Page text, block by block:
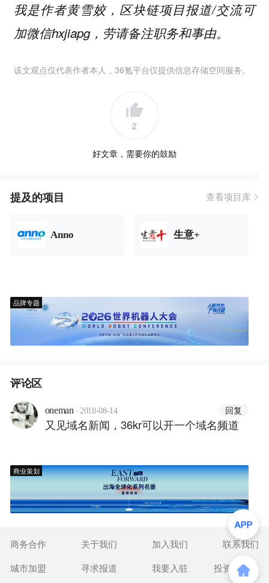
我是作者黄雪姣，区块链项目报道/交流可
加微信hxjiapg，劳请备注职务和事由。
该文观点仅代表作者本人，36氪平台仅提供信息存储空间服务。
2
好文章，需要你的鼓励
提及的项目 查看项目库
Anno 生意+
品牌专题
评论区
oneman · 2018-08-14 回复
又见域名新闻，36kr可以开一个域名频道
商业策划
商务合作 关于我们 加入我们
联系我们
城市加盟
寻求报道 我要入驻 投资者关系